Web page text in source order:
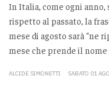
In Italia, come ogni
rispetto al passato, la
mese di agosto sarà “ne
mese che prende il
ALCIDE SIMONETTI SABATO 01